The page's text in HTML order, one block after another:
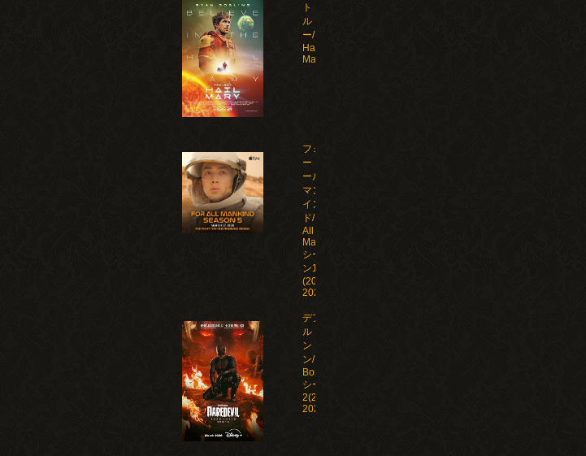
ト・ヘイ
ル・メアリ
ー/Project
Hail
Mary(2026)
フォ
ー・オ
ール・
マンカ
イン
ド/For
All
Mankind
シーズ
ン1-5
(2019-
2026)
デアデビ
ル：ボー
ン・アゲイ
ン/Daredevil:
Born Again
シーズン1-
2(2025-
2026)